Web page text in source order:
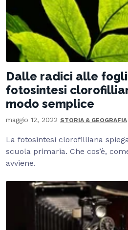
Dalle radici alle
fotosintesi
modo semplice
maggio 12, 2022 STORIA & GEOGRAFIA
La fotosintesi clorofilliana
scuola primaria. Che cos’è,
avviene.